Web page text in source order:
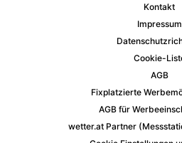
Kontakt
Impressum
Cookie-
AGB
Fixplatzierte
AGB für
wetter.at Partner